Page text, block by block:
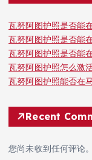
瓦努阿图护照是否能
瓦努阿图护照是否能
瓦努阿图护照是否能
瓦努阿图护照怎么激
瓦努阿图护照能否在
Recent
您尚未收到任何评论。